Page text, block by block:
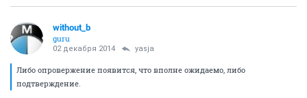
without_b
guru
02 декабря 2014 yasja
Либо опровержение появится, что вполне ожидаемо, либо
подтверждение.